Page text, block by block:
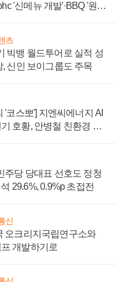
'신메뉴 개발'·BBQ '원가
츠
빅뱅 월드투어로 실적 성
신인 보이그룹도 주목
'코스뽀'] 지엔씨에너지 AI
호황, 안병철 친환경 에
주당 당대표 선호도 정청
29.6%, 0.9%p 초접전
신
오크리지국립연구소와
개발하기로